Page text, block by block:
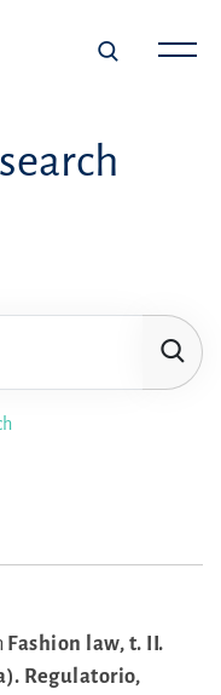
Fashion law, t. II.
Regulatorio,